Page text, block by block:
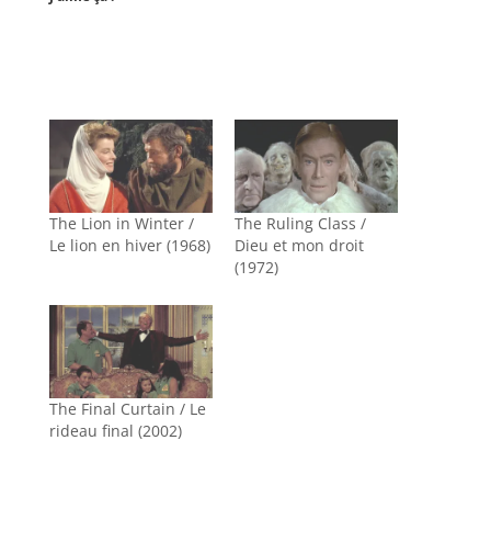
The Lion in Winter /
Le lion en hiver (1968)
The Ruling Class /
Dieu et mon droit
(1972)
The Final Curtain / Le
rideau final (2002)